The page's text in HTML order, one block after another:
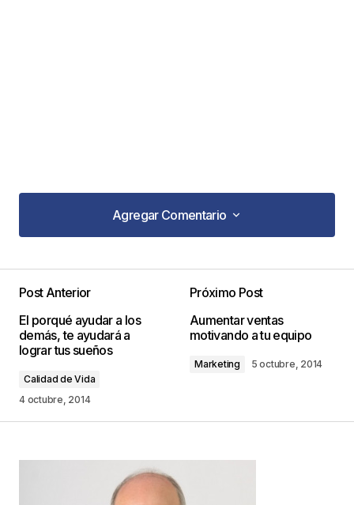
Agregar Comentario
Agregar Comentario
publicada. Los campos obligatorios están
marcados con*
Comentario
Post Anterior
El porqué ayudar a los
demás, te ayudará a
lograr tus sueños
Calidad de Vida
4 octubre, 2014
Próximo Post
Aumentar ventas
motivando a tu equipo
Marketing 5 octubre, 2014